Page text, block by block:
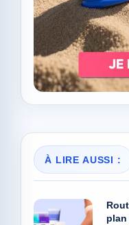
À LIRE AUSSI :